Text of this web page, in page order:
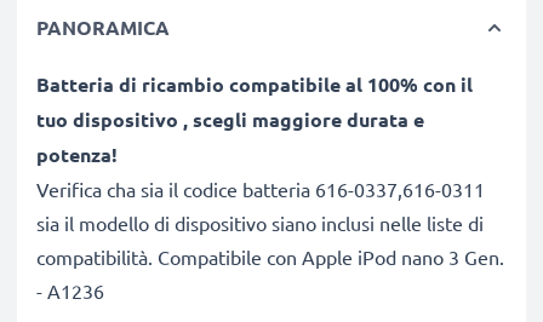
PANORAMICA
Batteria di ricambio compatibile al 100% con il
tuo dispositivo , scegli maggiore durata e
potenza!
Verifica cha sia il codice batteria 616-0337,616-0311
sia il modello di dispositivo siano inclusi nelle liste di
compatibilità. Compatibile con Apple iPod nano 3 Gen.
- A1236